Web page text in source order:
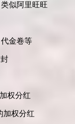
似阿里旺旺
金卷等
权分红
加权分红